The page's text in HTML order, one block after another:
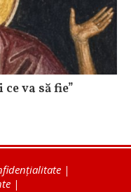
va să fie”
|
|